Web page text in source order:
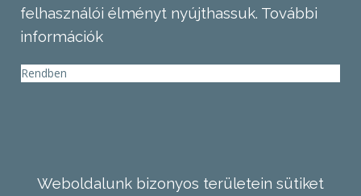
felhasználói élményt nyújthassuk. További
információk
Rendben
Weboldalunk bizonyos területein sütiket